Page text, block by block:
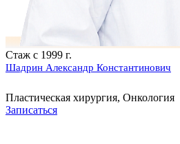
Стаж с 1999 г.
Шадрин Александр Константинович
Пластическая хирургия, Онкология
Записаться